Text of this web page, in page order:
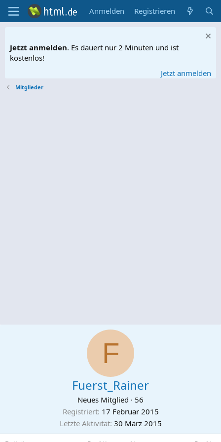
Anmelden Registrieren
Jetzt anmelden. Es dauert nur 2 Minuten und ist
kostenlos!
Jetzt anmelden
Mitglieder
F
Fuerst_Rainer
Neues Mitglied · 56
Registriert 17 Februar 2015
Letzte Aktivität 30 März 2015